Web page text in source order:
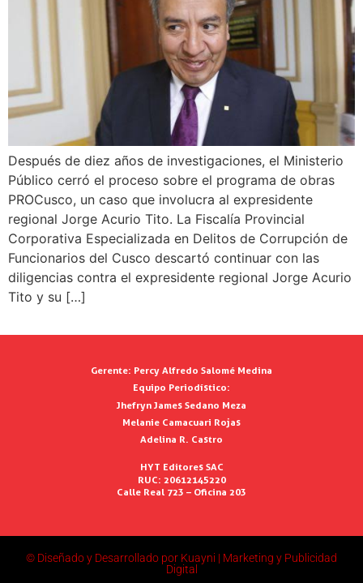
Después de diez años de investigaciones, el Ministerio
Público cerró el proceso sobre el programa de obras
PROCusco, un caso que involucra al expresidente
regional Jorge Acurio Tito. La Fiscalía Provincial
Corporativa Especializada en Delitos de Corrupción de
Funcionarios del Cusco descartó continuar con las
diligencias contra el expresidente regional Jorge Acurio
Tito y su […]
Gerente: Percy Alfredo Salomé Medina
Equipo Periodístico:
Jhefryn James Sedano Meza
Melanie Camacuari Rojas
Adelina R. Castro
HYT Editores SAC
RUC: 20612145220
Calle Real 723 – Oficina 203
© Diseñado y Desarrollado por Kuayni | Marketing y Publicidad
Digital